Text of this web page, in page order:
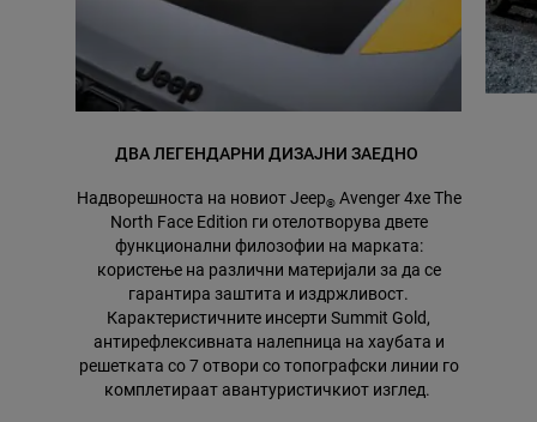
ДВА ЛЕГЕНДАРНИ ДИЗАЈНИ ЗАЕДНО
Надворешноста на новиот Jeep®Avenger 4xe The
North Face Edition ги отелотворува двете
функционални филозофии на марката:
користење на различни материјали за да се
гарантира заштита и издржливост.
Карактеристичните инсерти Summit Gold,
aнтирефлексивната налепница на хаубата и
решетката со 7 отвори со топографски линии го
комплетираат авантуристичкиот изглед.